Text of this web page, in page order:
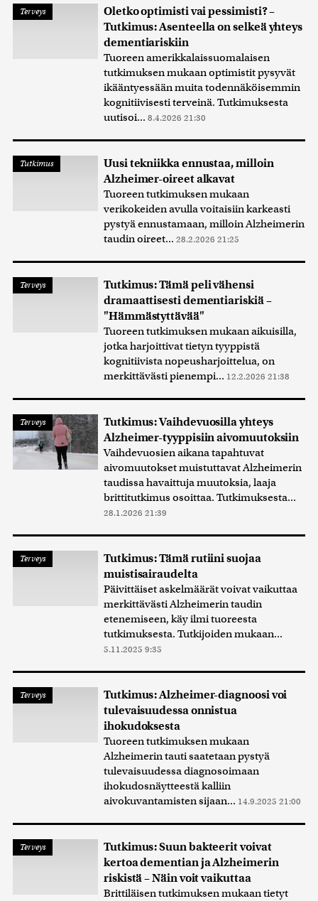
Terveys
Oletko optimisti vai pessimisti? –
Tutkimus: Asenteella on selkeä yhteys
dementiariskiin
Tuoreen amerikkalaissuomalaisen
tutkimuksen mukaan optimistit pysyvät
ikääntyessään muita todennäköisemmin
kognitiivisesti terveinä. Tutkimuksesta
uutisoi... 8.4.2026 21:30
Tutkimus
Uusi tekniikka ennustaa, milloin
Alzheimer-oireet alkavat
Tuoreen tutkimuksen mukaan
verikokeiden avulla voitaisiin karkeasti
pystyä ennustamaan, milloin Alzheimerin
taudin oireet... 28.2.2026 21:25
Terveys
Tutkimus: Tämä peli vähensi
dramaattisesti dementiariskiä –
"Hämmästyttävää"
Tuoreen tutkimuksen mukaan aikuisilla,
jotka harjoittivat tietyn tyyppistä
kognitiivista nopeusharjoittelua, on
merkittävästi pienempi... 12.2.2026 21:38
Terveys
Tutkimus: Vaihdevuosilla yhteys
Alzheimer-tyyppisiin aivomuutoksiin
Vaihdevuosien aikana tapahtuvat
aivomuutokset muistuttavat Alzheimerin
taudissa havaittuja muutoksia, laaja
brittitutkimus osoittaa. Tutkimuksesta...
28.1.2026 21:39
Terveys
Tutkimus: Tämä rutiini suojaa
muistisairaudelta
Päivittäiset askelmäärät voivat vaikuttaa
merkittävästi Alzheimerin taudin
etenemiseen, käy ilmi tuoreesta
tutkimuksesta. Tutkijoiden mukaan...
5.11.2025 9:35
Terveys
Tutkimus: Alzheimer-diagnoosi voi
tulevaisuudessa onnistua
ihokudoksesta
Tuoreen tutkimuksen mukaan
Alzheimerin tauti saatetaan pystyä
tulevaisuudessa diagnosoimaan
ihokudosnäytteestä kalliin
aivokuvantamisten sijaan... 14.9.2025 21:00
Terveys
Tutkimus: Suun bakteerit voivat
kertoa dementian ja Alzheimerin
riskistä – Näin voit vaikuttaa
Brittiläisen tutkimuksen mukaan tietyt